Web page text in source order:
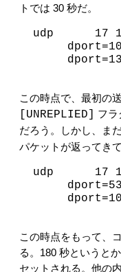
トでは 30 秒だ。
udp      17
この時点で、最初の
[UNREPLIED]
フラ
だろう。しかし、ま
パケットが返ってき
udp      17
この時点をもって、
る。180 秒というと
セットされる。他の